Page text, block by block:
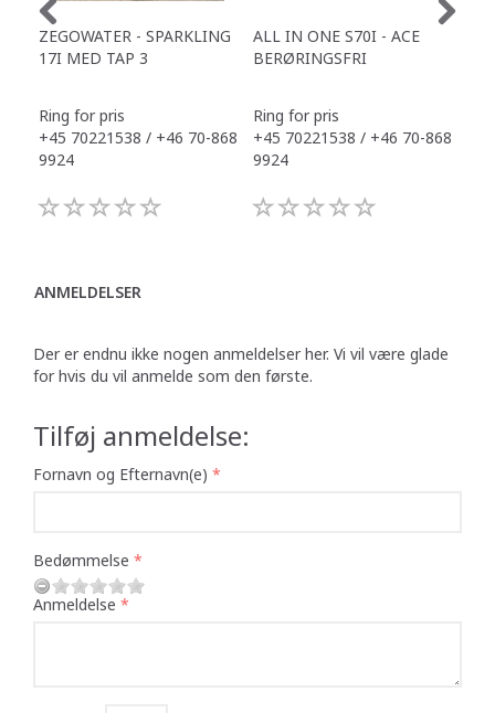
ZEGOWATER - SPARKLING
17I MED TAP 3
Ring for pris
+45 70221538 / +46 70-868
9924
ALL IN ONE S70I - ACE
BERØRINGSFRI
Ring for pris
+45 70221538 / +46 70-868
9924
ANMELDELSER
Der er endnu ikke nogen anmeldelser her. Vi vil være glade
for hvis du vil anmelde som den første.
Tilføj anmeldelse:
Fornavn og Efternavn(e)
Bedømmelse
Anmeldelse